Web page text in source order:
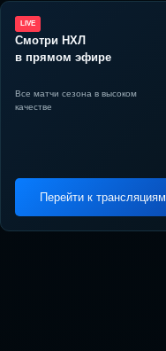
LIVE
Смотри НХЛ
в прямом эфире
Все матчи сезона в высоком
качестве
Перейти к трансляциям